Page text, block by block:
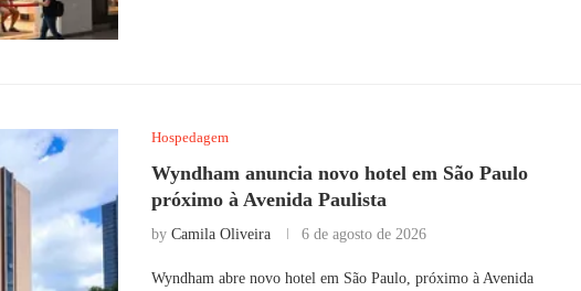
Hospedagem
Wyndham anuncia novo hotel em São Paulo
próximo à Avenida Paulista
by Camila Oliveira 6 de agosto de 2026
Wyndham abre novo hotel em São Paulo, próximo à Avenida